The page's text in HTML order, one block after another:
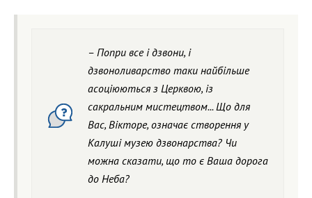
– Попри все і дзвони, і
дзвоноливарство таки найбільше
асоціюються з Церквою, із
сакральним мистецтвом... Що для
Вас, Вікторе, означає створення у
Калуші музею дзвонарства? Чи
можна сказати, що то є Ваша дорога
до Неба?